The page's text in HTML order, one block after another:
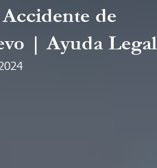
de
| Ayuda Legal